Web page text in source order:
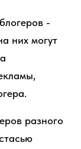
-
них могут
разного